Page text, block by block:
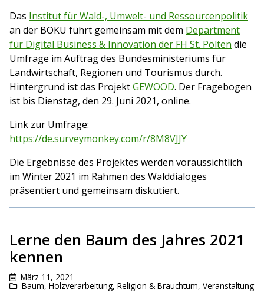
Das Institut für Wald-, Umwelt- und Ressourcenpolitik
an der BOKU führt gemeinsam mit dem Department
für Digital Business & Innovation der FH St. Pölten die
Umfrage im Auftrag des Bundesministeriums für
Landwirtschaft, Regionen und Tourismus durch.
Hintergrund ist das ProjektGEWOOD. Der Fragebogen
ist bis Dienstag, den 29. Juni 2021, online.
Link zur Umfrage:
https://de.surveymonkey.com/r/8M8VJJY
Die Ergebnisse des Projektes werden voraussichtlich
im Winter 2021 im Rahmen des Walddialoges
präsentiert und gemeinsam diskutiert.
Lerne den Baum des Jahres 2021
kennen
März 11, 2021
Baum, Holzverarbeitung, Religion & Brauchtum, Veranstaltung